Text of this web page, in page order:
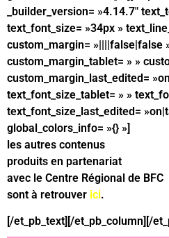
_builder_version= »4.14.7″
text_font_size= »34px »
custom_margin= »||||false|false
custom_margin_tablet= » »
custom_margin_last_edited=
text_font_size_tablet= » »
text_font_size_last_edited=
global_colors_info= »{} »]
les autres contenus
produits en partenariat
avec le Centre Régional de BFC
sont à retrouver ici.
[/et_pb_text][/et_pb_column][/